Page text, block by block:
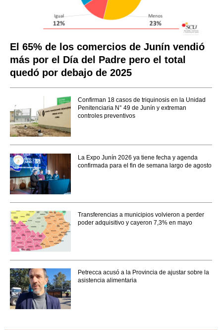
El 65% de los comercios de Junín vendió
más por el Día del Padre pero el total
quedó por debajo de 2025
Confirman 18 casos de triquinosis en la Unidad
Penitenciaria N° 49 de Junín y extreman
controles preventivos
La Expo Junín 2026 ya tiene fecha y agenda
confirmada para el fin de semana largo de agosto
Transferencias a municipios volvieron a perder
poder adquisitivo y cayeron 7,3% en mayo
Petrecca acusó a la Provincia de ajustar sobre la
asistencia alimentaria